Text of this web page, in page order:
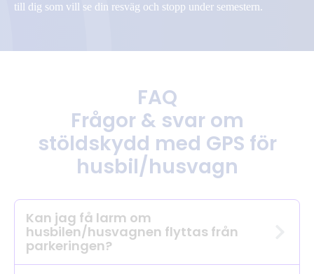
till dig som vill se din resväg och stopp under semestern.
FAQ
Frågor & svar om
stöldskydd med GPS för
husbil/husvagn
Kan jag få larm om
husbilen/husvagnen flyttas från
parkeringen?